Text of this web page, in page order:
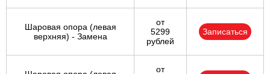
Шаровая опора (левая
верхняя) - Замена
от
5299
рублей
Записаться
от